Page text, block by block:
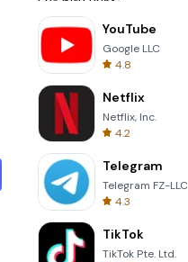
YouTube
Google LLC
4.8
Netflix
Netflix, Inc.
4.2
Telegram
Telegram FZ-LLC
4.3
TikTok
TikTok Pte. Ltd.